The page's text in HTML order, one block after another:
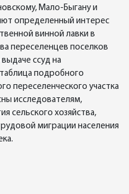
Мало-Быгану и
определенный интерес
винной лавки в
переселенцев поселков
ссуд на
подробного
переселенческого участка
исследователям,
сельского хозяйства,
миграции населения